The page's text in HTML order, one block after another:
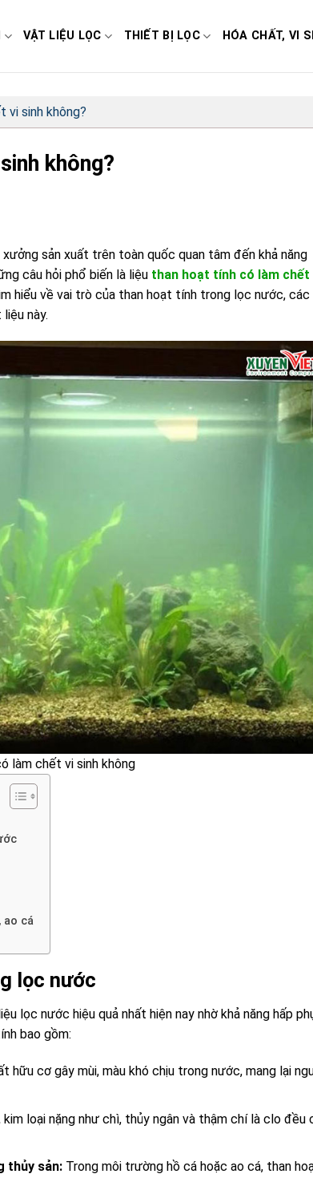
VẬT LIỆU LỌC THIẾT BỊ LỌC HÓA CHẤT, VI
vi sinh không?
không?
xưởng sản xuất trên toàn quốc quan tâm đến khả năng
câu hỏi phổ biến là liệu than hoạt tính có làm chết
hiểu về vai trò của than hoạt tính trong lọc nước, các
này.
làm chết vi sinh không
ao cá
lọc nước
lọc nước hiệu quả nhất hiện nay nhờ khả năng hấp
bao gồm:
cơ gây mùi, màu khó chịu trong nước, mang lại
loại nặng như chì, thủy ngân và thậm chí là clo đều
thủy sản:Trong môi trường hồ cá hoặc ao cá, than